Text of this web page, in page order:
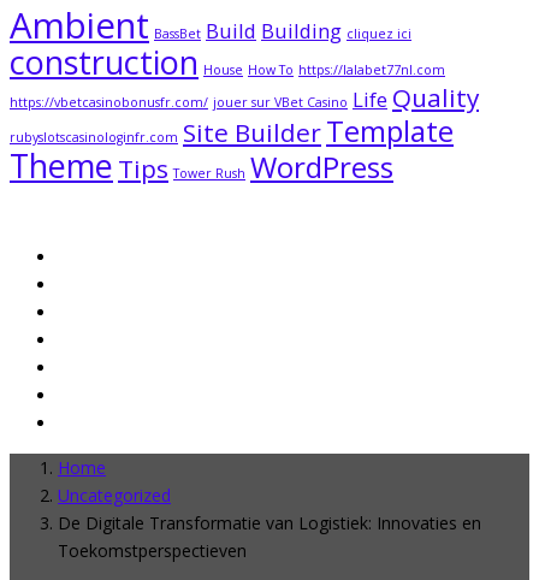
Ambient BassBet Build Building cliquez ici
construction House How To https://lalabet77nl.com
https://vbetcasinobonusfr.com/ jouer sur VBet Casino Life Quality
rubyslotscasinologinfr.com Site BuilderTemplate
Theme Tips Tower Rush WordPress
Home
Uncategorized
De Digitale Transformatie van Logistiek: Innovaties en
Toekomstperspectieven